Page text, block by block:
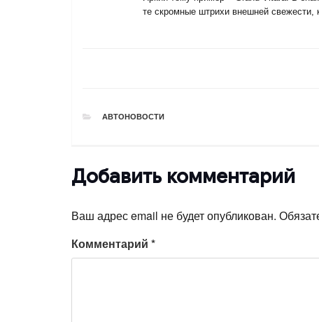
те скромные штрихи внешней свежести,
РУБРИКИ
АВТОНОВОСТИ
Добавить комментарий
Ваш адрес email не будет опубликован.
Комментарий *